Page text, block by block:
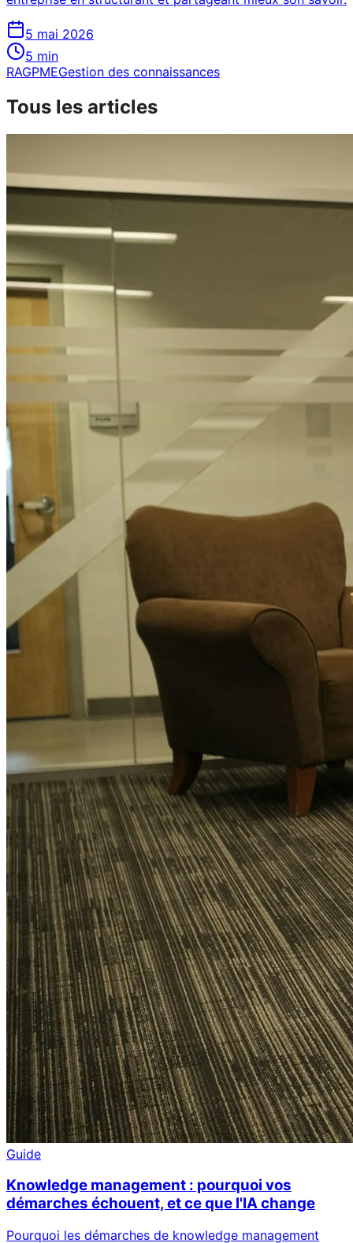
5 mai 2026
5 min
RAGPMEGestion des connaissances
Tous les articles
Guide
Knowledge management : pourquoi vos
démarches échouent, et ce que l'IA change
Pourquoi les démarches de knowledge management